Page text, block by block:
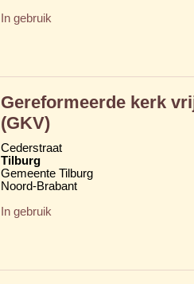
In gebruik
Gereformeerde kerk
(GKV)
Cederstraat
Tilburg
Gemeente Tilburg
Noord-Brabant
In gebruik